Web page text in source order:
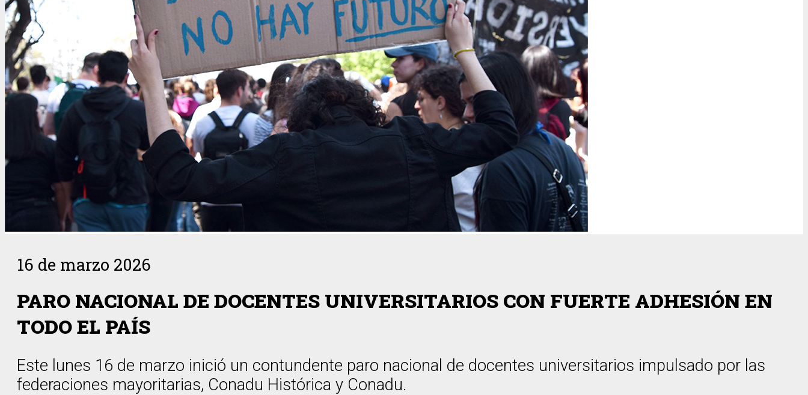
16 de marzo 2026
PARO NACIONAL DE DOCENTES UNIVERSITARIOS CON FUERTE ADHESIÓN EN
TODO EL PAÍS
Este lunes 16 de marzo inició un contundente paro nacional de docentes universitarios impulsado por las
federaciones mayoritarias, Conadu Histórica y Conadu.